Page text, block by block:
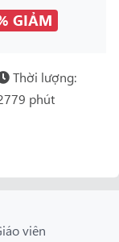
GIẢM
Thời lượng:
phút
viên